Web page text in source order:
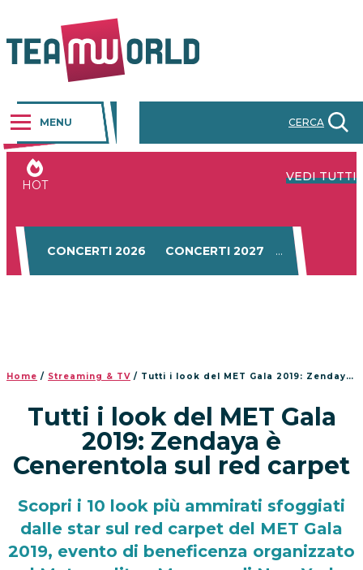
MENU CERCA
HOT
CONCERTI 2026 CONCERTI 2027 BUS
VEDI TUTTI
Home / Streaming & TV / Tutti i look del MET Gala 2019: Zendaya è Cenerentola sul red carpet
Tutti i look del MET Gala
2019: Zendaya è
Cenerentola sul red carpet
Scopri i 10 look più ammirati sfoggiati
dalle star sul red carpet del MET Gala
2019, evento di beneficenza organizzato